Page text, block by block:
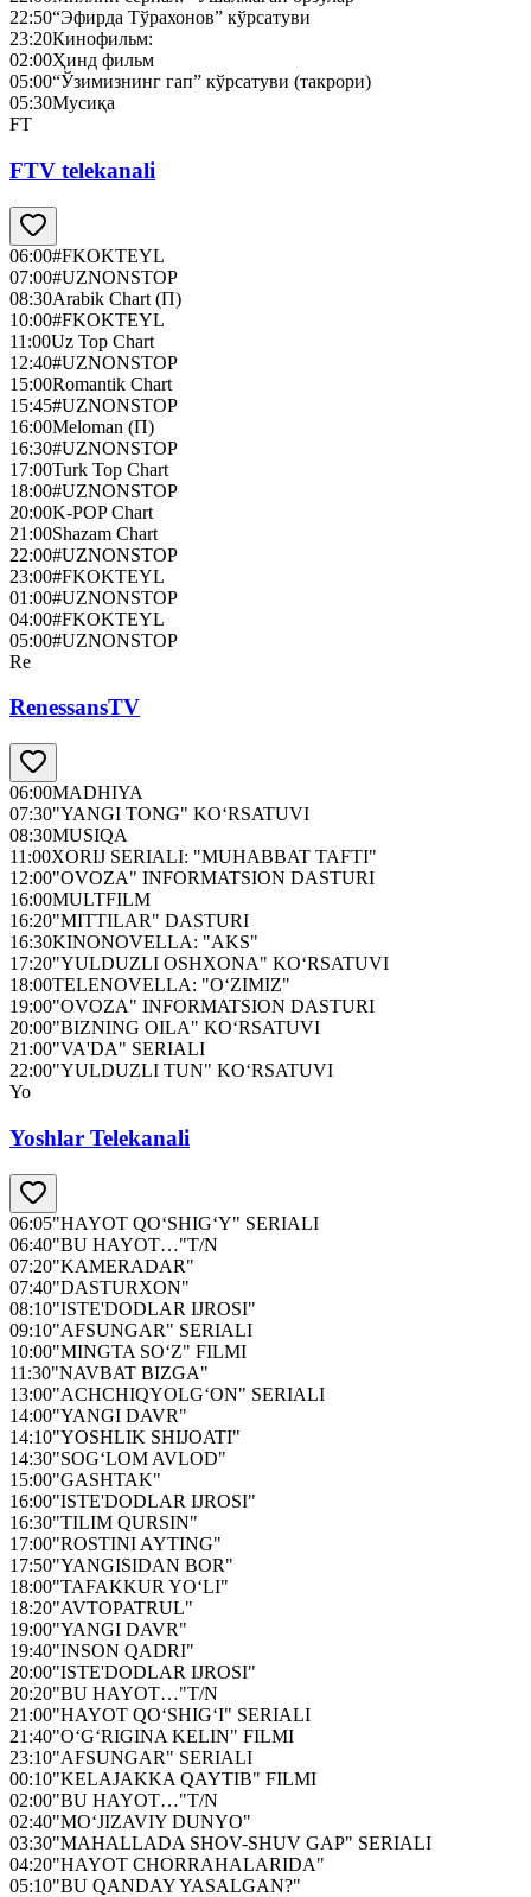
22:50“Эфирда Тўрахонов” кўрсатуви
23:20Кинофильм:
02:00Ҳинд фильм
05:00“Ўзимизнинг гап” кўрсатуви (такрори)
05:30Мусиқа
FT
FTV telekanali
06:00#FKOKTEYL
07:00#UZNONSTOP
08:30Arabik Chart (П)
10:00#FKOKTEYL
11:00Uz Top Chart
12:40#UZNONSTOP
15:00Romantik Chart
15:45#UZNONSTOP
16:00Meloman (П)
16:30#UZNONSTOP
17:00Turk Top Chart
18:00#UZNONSTOP
20:00K-POP Chart
21:00Shazam Chart
22:00#UZNONSTOP
23:00#FKOKTEYL
01:00#UZNONSTOP
04:00#FKOKTEYL
05:00#UZNONSTOP
Re
RenessansTV
06:00MADHIYA
07:30"YANGI TONG" KO‘RSATUVI
08:30MUSIQA
11:00XORIJ SERIALI: "MUHABBAT TAFTI"
12:00"OVOZA" INFORMATSION DASTURI
16:00MULTFILM
16:20"MITTILAR" DASTURI
16:30KINONOVELLA: "AKS"
17:20"YULDUZLI OSHXONA" KO‘RSATUVI
18:00TELENOVELLA: "O‘ZIMIZ"
19:00"OVOZA" INFORMATSION DASTURI
20:00"BIZNING OILA" KO‘RSATUVI
21:00"VA'DA" SERIALI
22:00"YULDUZLI TUN" KO‘RSATUVI
Yo
Yoshlar Telekanali
06:05"HAYOT QO‘SHIG‘Y" SERIALI
06:40"BU HAYOT…"T/N
07:20"KAMERADAR"
07:40"DASTURXON"
08:10"ISTE'DODLAR IJROSI"
09:10"AFSUNGAR" SERIALI
10:00"MINGTA SO‘Z" FILMI
11:30"NAVBAT BIZGA"
13:00"ACHCHIQYOLG‘ON" SERIALI
14:00"YANGI DAVR"
14:10"YOSHLIK SHIJOATI"
14:30"SOG‘LOM AVLOD"
15:00"GASHTAK"
16:00"ISTE'DODLAR IJROSI"
16:30"TILIM QURSIN"
17:00"ROSTINI AYTING"
17:50"YANGISIDAN BOR"
18:00"TAFAKKUR YO‘LI"
18:20"AVTOPATRUL"
19:00"YANGI DAVR"
19:40"INSON QADRI"
20:00"ISTE'DODLAR IJROSI"
20:20"BU HAYOT…"T/N
21:00"HAYOT QO‘SHIG‘I" SERIALI
21:40"O‘G‘RIGINA KELIN" FILMI
23:10"AFSUNGAR" SERIALI
00:10"KELAJAKKA QAYTIB" FILMI
02:00"BU HAYOT…"T/N
02:40"MO‘JIZAVIY DUNYO"
03:30"MAHALLADA SHOV-SHUV GAP" SERIALI
04:20"HAYOT CHORRAHALARIDA"
05:10"BU QANDAY YASALGAN?"